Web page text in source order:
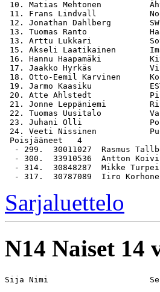
10. Matias Mehtonen
11. Frans Lindvall
12. Jonathan Dahlberg
13. Tuomas Ranto
13. Arttu Lukkari
15. Akseli Laatikainen
16. Hannu Haapamäki
17. Jaakko Hyrkäs
18. Otto-Eemil Karvinen
19. Jarmo Kaasiku
20. Atte Ahlstedt
21. Jonne Leppäniemi
22. Tuomas Uusitalo
23. Juhani Olli
24. Veeti Nissinen
Poisjääneet   4
- 299.  30011027  Rasmus
- 300.  33910536  Antton
- 314.  30848287  Mikke
Sarjaluettelo
N14 Naiset 14
Sija Nimi